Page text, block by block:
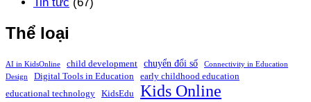
Thể loại
AI in KidsOnline child development chuyển đổi số
Connectivity in Education
Design
Digital Tools in Education
early childhood education
educational technology
KidsEdu Kids Online